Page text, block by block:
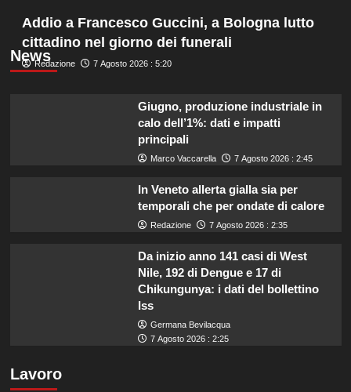
News
Addio a Francesco Guccini, a Bologna lutto
cittadino nel giorno dei funerali
Redazione 7 Agosto 2026 : 5:20
Giugno, produzione industriale in
calo dell’1%: dati e impatti
principali
Marco Vaccarella 7 Agosto 2026 : 2:45
In Veneto allerta gialla sia per
temporali che per ondate di calore
Redazione 7 Agosto 2026 : 2:35
Da inizio anno 141 casi di West
Nile, 192 di Dengue e 17 di
Chikungunya: i dati del bollettino
Iss
Germana Bevilacqua
7 Agosto 2026 : 2:25
Lavoro